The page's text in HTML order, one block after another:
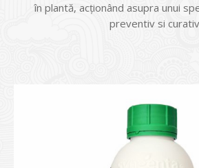
în plantă, acţionând asupra unui
preventiv si curativ